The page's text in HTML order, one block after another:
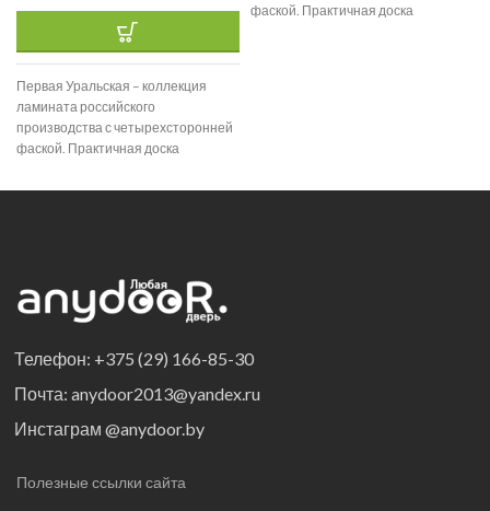
Первая Уральская – коллекция
ламината российского
производства с четырехсторонней
фаской. Практичная доска
бытового
фаской. Практичная доска
Телефон: +375 (29) 166-85-30
Почта: anydoor2013@yandex.ru
Инстаграм @anydoor.by
Полезные ссылки сайта